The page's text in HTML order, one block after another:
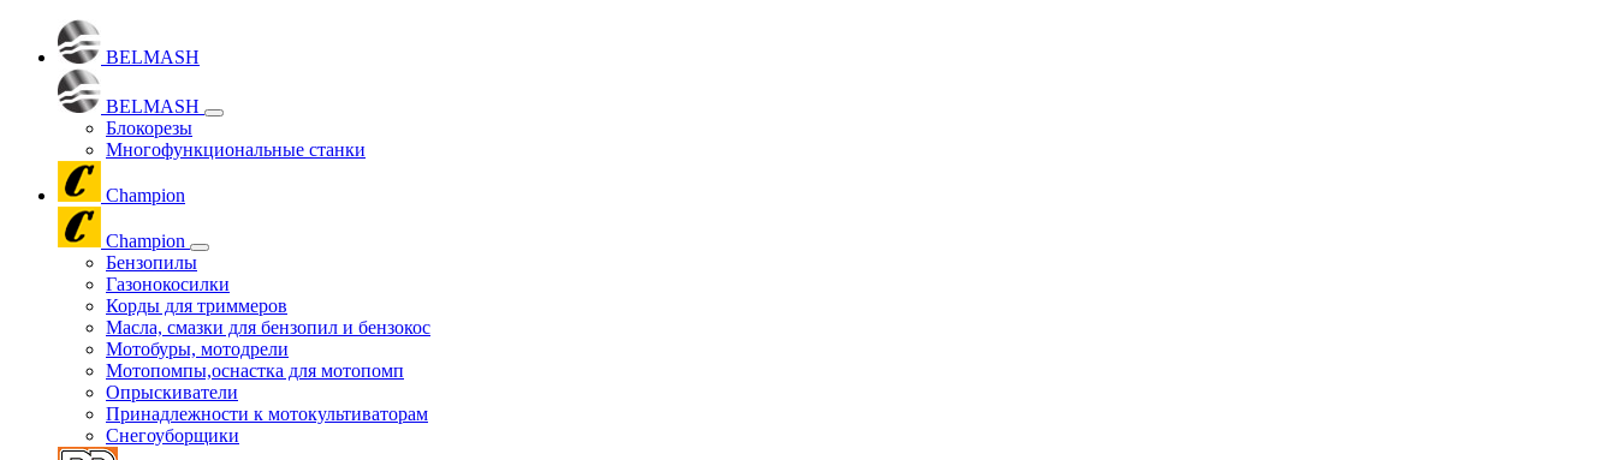
BELMASH
BELMASH
Блокорезы
Многофункциональные станки
Champion
Champion
Бензопилы
Газонокосилки
Корды для триммеров
Масла, смазки для бензопил и бензокос
Мотобуры, мотодрели
Мотопомпы,оснастка для мотопомп
Опрыскиватели
Принадлежности к мотокультиваторам
Снегоуборщики